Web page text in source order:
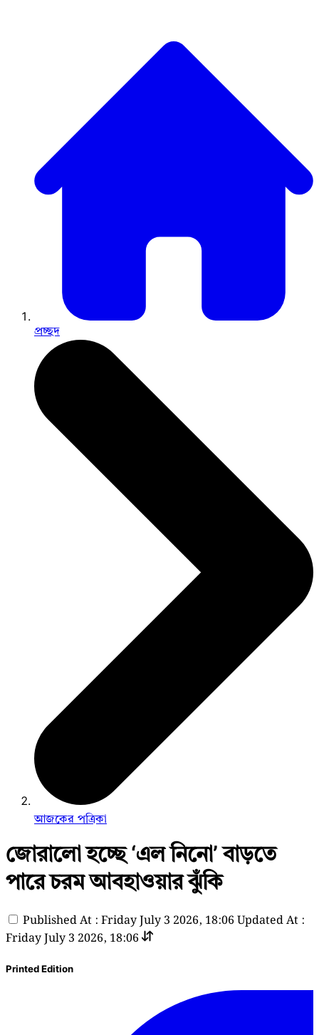
প্রচ্ছদ
আজকের পত্রিকা
জোরালো হচ্ছে ‘এল নিনো’ বাড়তে
পারে চরম আবহাওয়ার ঝুঁকি
Published At : Friday July 3 2026, 18:06 Updated At :
Friday July 3 2026, 18:06
Printed Edition